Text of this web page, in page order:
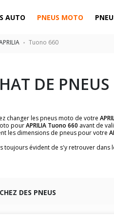
AUTO PNEUS MOTO
Tuono 660
DE
changer les pneus moto de votre
pourAPRILIA Tuono 660 avant de
les dimensions de pneus pour votre
toujours évident de s'y retrouver dans
savez pas comment trouver les
DES PNEUS